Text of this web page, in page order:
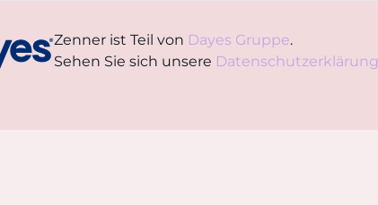
Zenner ist Teil von Dayes Gruppe.
Sehen Sie sich unsere Datenschutzerklärung